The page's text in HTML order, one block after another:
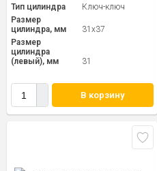
Тип цилиндра
Ключ-ключ
Размер
цилиндра, мм
31x37
Размер
цилиндра
(левый), мм
31
В корзину